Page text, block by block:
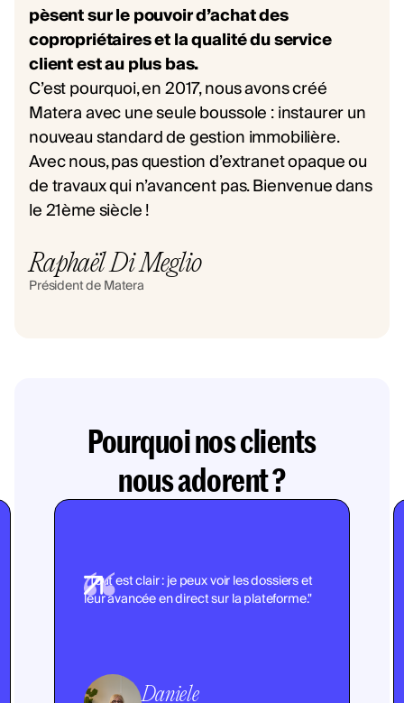
pèsent sur le pouvoir d’achat des
copropriétaires et la qualité du service
client est au plus bas.
C’est pourquoi, en 2017, nous avons créé
Matera avec une seule boussole : instaurer un
nouveau standard de gestion immobilière.
Avec nous, pas question d’extranet opaque ou
de travaux qui n’avancent pas. Bienvenue dans
le 21ème siècle !
Raphaël Di Meglio
Président de Matera
Pourquoi nos clients
nous adorent ?
"Tout est clair : je peux voir les dossiers et
leur avancée en direct sur la plateforme."
Daniele